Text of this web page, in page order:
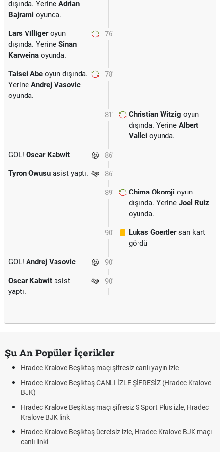
dışında. Yerine Adrian
Bajrami oyunda.
76'
Lars Villigeroyun
dışında. Yerine Sinan
Karweina oyunda.
78'
Taisei Abe oyun dışında.
Yerine Andrej Vasovic
oyunda.
81' Christian Witzig oyun
dışında. Yerine Albert
Vallci oyunda.
86'
GOL! Oscar Kabwit
86'
Tyron Owusu asist yaptı.
89' Chima Okoroji oyun
dışında. Yerine Joel Ruiz
oyunda.
90' Lukas Goertlersarı kart
gördü
90'
GOL! Andrej Vasovic
90'
Oscar Kabwit asist
yaptı.
Şu An Popüler İçerikler
Hradec Kralove Beşiktaş maçı şifresiz canlı yayın izle
Hradec Kralove Beşiktaş CANLI İZLE ŞİFRESİZ (Hradec Kralove
BJK)
Hradec Kralove Beşiktaş maçı şifresiz S Sport Plus izle, Hradec
Kralove BJK link
Hradec Kralove Beşiktaş ücretsiz izle, Hradec Kralove BJK maçı
canlı linki